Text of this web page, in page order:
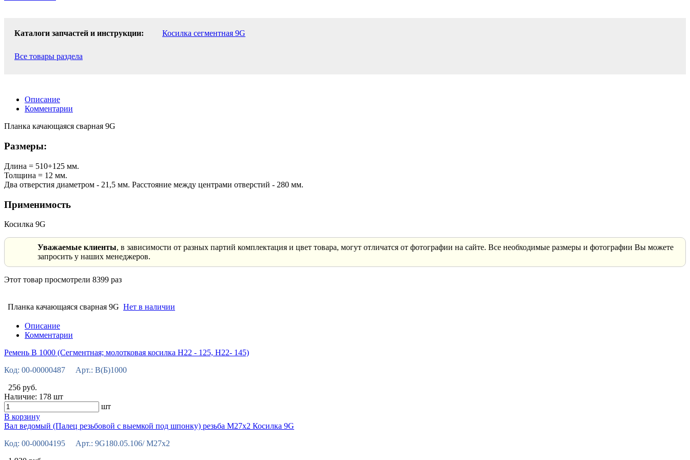
Каталоги запчастей и инструкции: Косилка сегментная 9G
Все товары раздела
Описание
Комментарии
Планка качающаяся сварная 9G
Размеры:
Длина = 510+125 мм.
Толщина = 12 мм.
Два отверстия диаметром - 21,5 мм. Расстояние между центрами отверстий - 280 мм.
Применимость
Косилка 9G
Уважаемые клиенты, в зависимости от разных партий комплектация и цвет товара, могут отличатся от фотографии на сайте. Все необходимые размеры и фотографии Вы можете
запросить у наших менеджеров.
Этот товар просмотрели 8399 раз
Планка качающаяся сварная 9G Нет в наличии
Описание
Комментарии
Ремень В 1000 (Сегментная; молотковая косилка Н22 - 125, Н22- 145)
Код: 00-00000487 Арт.: В(Б)1000
256 руб.
Наличие: 178 шт
шт
В корзину
Вал ведомый (Палец резьбовой с выемкой под шпонку) резьба М27х2 Косилка 9G
Код: 00-00004195 Арт.: 9G180.05.106/ М27х2